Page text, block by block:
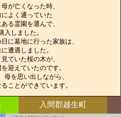
母が亡くなった時、
よく通っていた
る霊園を選んで、
入しました。
に墓地に行った家族は、
遭遇しました。
ていた桜の木が、
迎えていたのです。
母を思い出しながら、
ことができています。
入間郡越生町